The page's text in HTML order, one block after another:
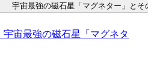
宇宙最強の磁石星「マグネター」とそ
宇宙最強の磁石星「マグネタ